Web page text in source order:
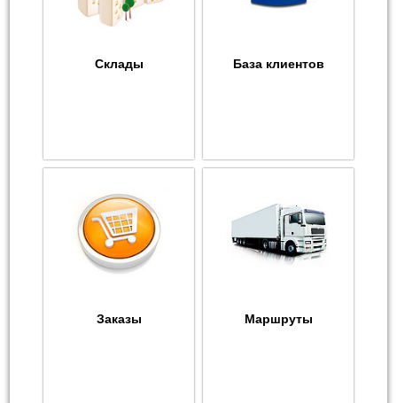
Склады База клиентов
Заказы Маршруты